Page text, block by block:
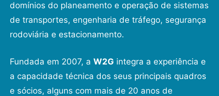
domínios do planeamento e operação de sistemas
de transportes, engenharia de tráfego, segurança
rodoviária e estacionamento.
Fundada em 2007, a W2G integra a experiência e
a capacidade técnica dos seus principais quadros
e sócios, alguns com mais de 20 anos de